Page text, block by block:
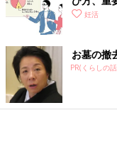
妊活
お墓の撤
PR(くらしの